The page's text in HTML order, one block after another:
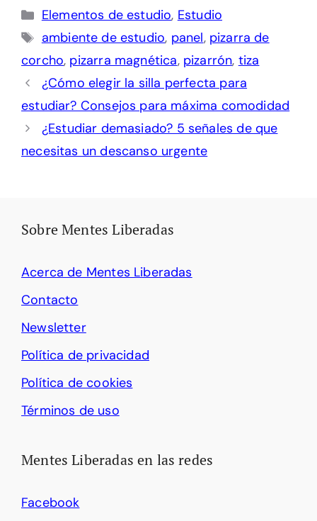
Categorías
Elementos de estudio, Estudio
Etiquetas
ambiente de estudio, panel, pizarra de
corcho, pizarra magnética, pizarrón, tiza
¿Cómo elegir la silla perfecta para
estudiar? Consejos para máxima comodidad
¿Estudiar demasiado? 5 señales de que
necesitas un descanso urgente
Sobre Mentes Liberadas
Acerca de Mentes Liberadas
Contacto
Newsletter
Política de privacidad
Política de cookies
Términos de uso
Mentes Liberadas en las redes
Facebook